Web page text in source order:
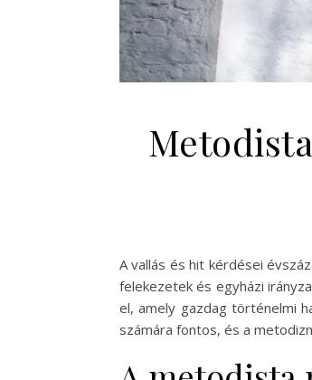
A vallás és hit kérdései
felekezetek és egyházi
el, amely gazdag történelmi
számára fontos, és a